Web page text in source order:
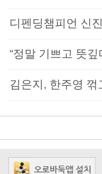
디펜딩챔피언 신
“정말 기쁘고 뜻
김은지, 한주영